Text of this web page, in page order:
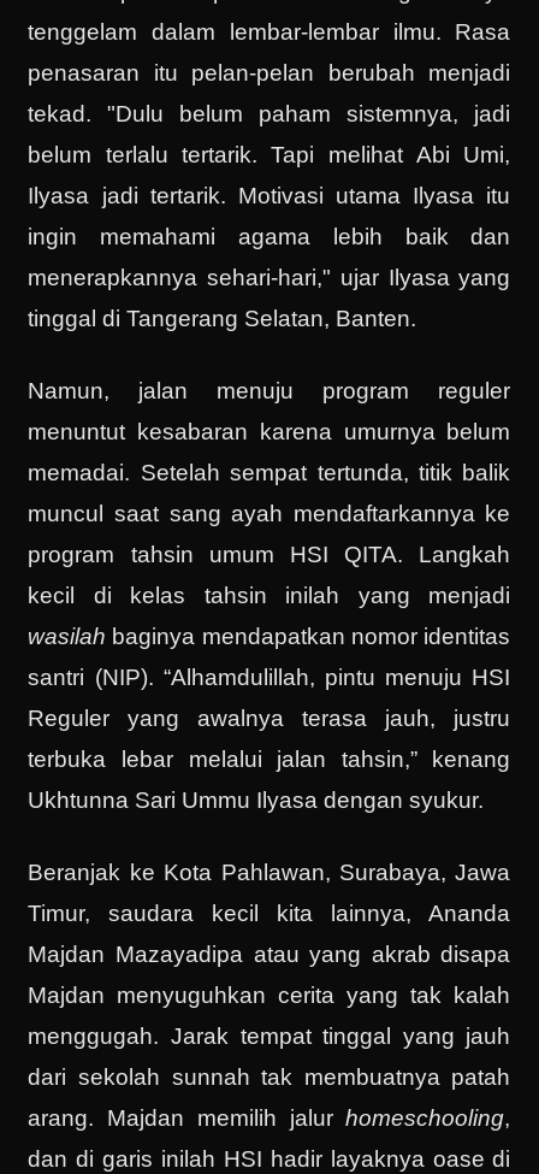
tenggelam dalam lembar-lembar ilmu. Rasa
penasaran itu pelan-pelan berubah menjadi
tekad. "Dulu belum paham sistemnya, jadi
belum terlalu tertarik. Tapi melihat Abi Umi,
Ilyasa jadi tertarik. Motivasi utama Ilyasa itu
ingin memahami agama lebih baik dan
menerapkannya sehari-hari," ujar Ilyasa yang
tinggal di Tangerang Selatan, Banten.
Namun, jalan menuju program reguler
menuntut kesabaran karena umurnya belum
memadai. Setelah sempat tertunda, titik balik
muncul saat sang ayah mendaftarkannya ke
program tahsin umum HSI QITA. Langkah
kecil di kelas tahsin inilah yang menjadi
wasilah baginya mendapatkan nomor identitas
santri (NIP). “Alhamdulillah, pintu menuju HSI
Reguler yang awalnya terasa jauh, justru
terbuka lebar melalui jalan tahsin,” kenang
Ukhtunna Sari Ummu Ilyasa dengan syukur.
Beranjak ke Kota Pahlawan, Surabaya, Jawa
Timur, saudara kecil kita lainnya, Ananda
Majdan Mazayadipa atau yang akrab disapa
Majdan menyuguhkan cerita yang tak kalah
menggugah. Jarak tempat tinggal yang jauh
dari sekolah sunnah tak membuatnya patah
arang. Majdan memilih jalurhomeschooling,
dan di garis inilah HSI hadir layaknya oase di